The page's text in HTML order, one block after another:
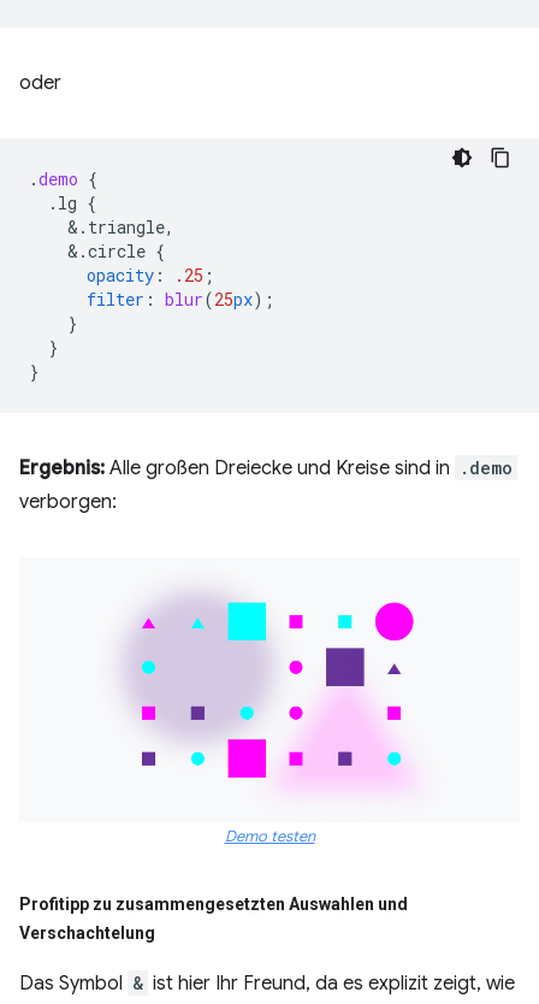
oder
.demo {
.lg {
& .triangle,
& .circle {
opacity : .25 ;
filter : blur(25px);
}
}
}
Ergebnis: Alle großen Dreiecke und Kreise sind in .demo
verborgen:
Demo testen
Profitipp zu zusammengesetzten Auswahlen und
Verschachtelung
Das Symbol & ist hier Ihr Freund, da es explizit zeigt, wie